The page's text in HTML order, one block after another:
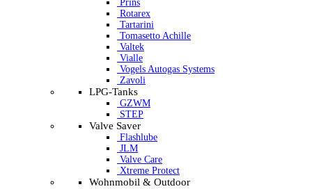
Prins
Rotarex
Tartarini
Tomasetto Achille
Valtek
Vialle
Vogels Autogas Systems
Zavoli
LPG-Tanks
GZWM
STEP
Valve Saver
Flashlube
JLM
Valve Care
Xtreme Protect
Wohnmobil & Outdoor